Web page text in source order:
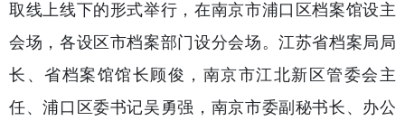
取线上线下的形式举行，在南京市浦口区档案馆设主
会场，各设区市档案部门设分会场。江苏省档案局局
长、省档案馆馆长顾俊，南京市江北新区管委会主
任、浦口区委书记吴勇强，南京市委副秘书长、办公